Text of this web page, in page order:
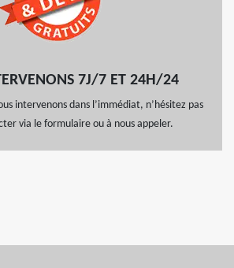
7J/7 ET 24H/24
intervenons dans l’immédiat, n’hésitez pas
via le formulaire ou à nous appeler.